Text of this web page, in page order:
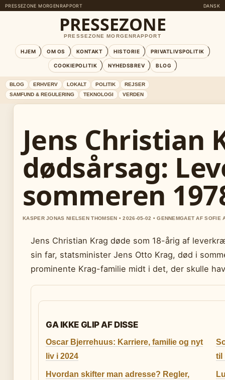
PRESSEZONE MORGENRAPPORT DANSK
PRESSEZONE
PRESSEZONE MORGENRAPPORT
HJEM OM OS KONTAKT HISTORIE PRIVATLIVSPOLITIK
COOKIEPOLITIK NYHEDSBREV BLOG
BLOG ERHVERV LOKALT POLITIK
REJSER
SAMFUND & REGULERING
TEKNOLOGI VERDEN
Jens Christian
dødsårsag:
sommeren
KASPER JONAS NIELSEN THOMSEN • 2026-05-02 • GENNEMGAET AF SOFIE
Jens Christian Krag døde som 18-årig af
sin far, statsminister Jens Otto Krag, død i
prominente Krag-familie midt i det, der skulle
GA IKKE GLIP AF DISSE
Oscar Bjerrehuus: Karriere, familie og nyt
liv i 2024
til
Hvordan skifter man adresse? Regler,